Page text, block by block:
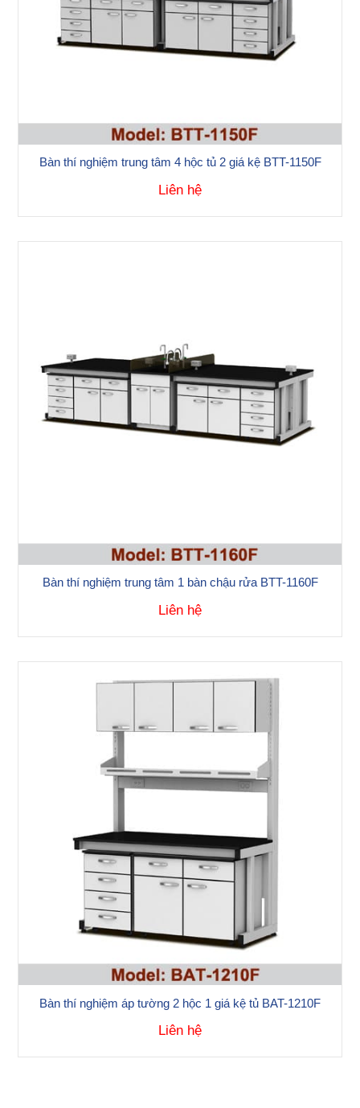
Bàn thí nghiệm trung tâm 4 hộc tủ 2 giá kệ BTT-1150F
Liên hệ
Bàn thí nghiệm trung tâm 1 bàn chậu rửa BTT-1160F
Liên hệ
Bàn thí nghiệm áp tường 2 hộc 1 giá kệ tủ BAT-1210F
Liên hệ